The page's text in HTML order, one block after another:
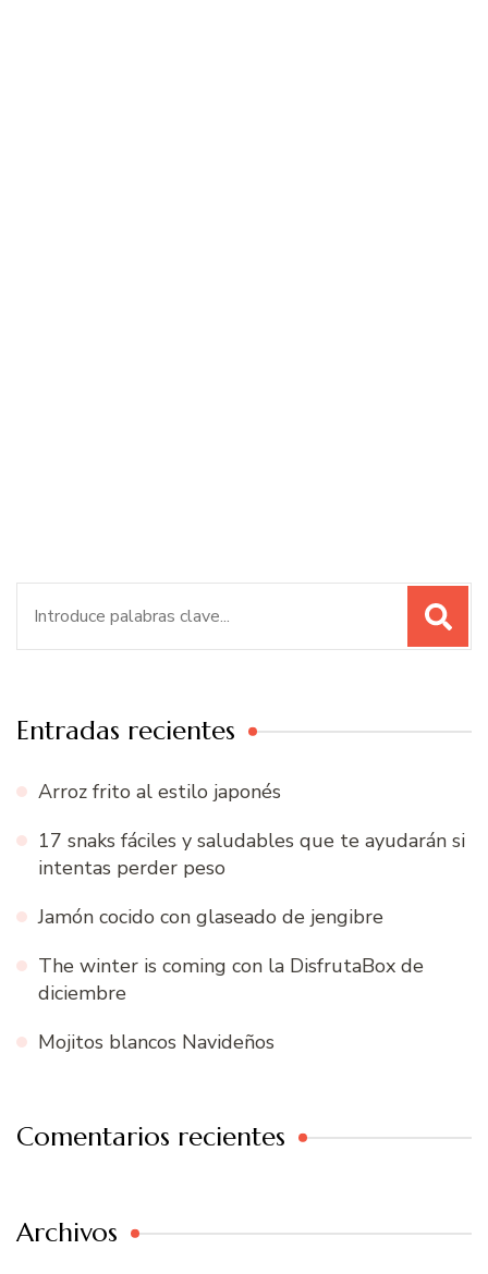
Entradas recientes
Arroz frito al estilo japonés
17 snaks fáciles y saludables que te ayudarán si
intentas perder peso
Jamón cocido con glaseado de jengibre
The winter is coming con la DisfrutaBox de
diciembre
Mojitos blancos Navideños
Comentarios recientes
Archivos